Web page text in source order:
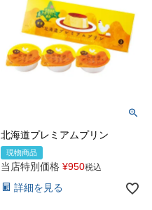
北海道プレミアムプリン
現物商品
当店特別価格 ¥950税込
詳細を見る